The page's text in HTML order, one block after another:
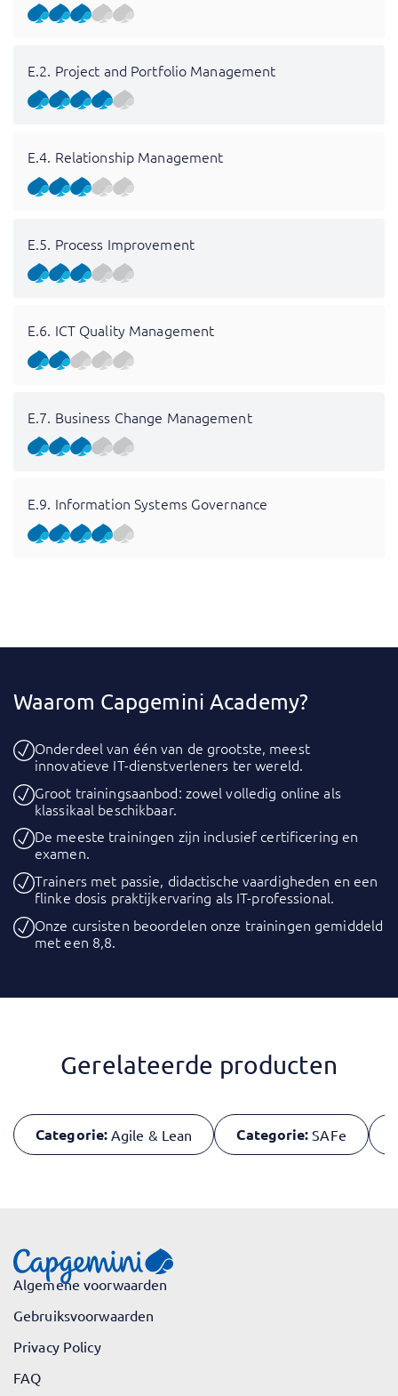
E.2. Project and Portfolio Management
E.4. Relationship Management
E.5. Process Improvement
E.6. ICT Quality Management
E.7. Business Change Management
E.9. Information Systems Governance
Waarom Capgemini Academy?
Onderdeel van één van de grootste, meest
innovatieve IT-dienstverleners ter wereld.
Groot trainingsaanbod: zowel volledig online als
klassikaal beschikbaar.
De meeste trainingen zijn inclusief certificering en
examen.
Trainers met passie, didactische vaardigheden en een
flinke dosis praktijkervaring als IT-professional.
Onze cursisten beoordelen onze trainingen gemiddeld
met een 8,8.
Gerelateerde producten
Categorie: Agile & Lean Categorie: SAFe
Algemene voorwaarden
Gebruiksvoorwaarden
Privacy Policy
FAQ